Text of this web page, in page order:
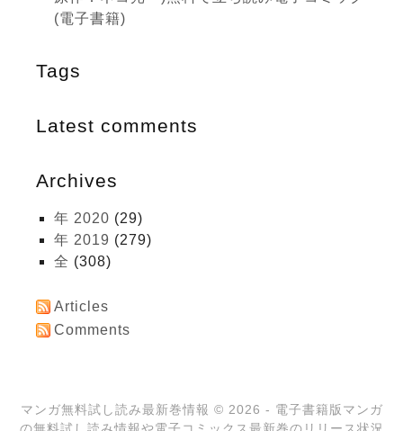
(電子書籍)
Tags
Latest comments
Archives
年 2020 (29)
年 2019 (279)
(308)
Articles
Comments
マンガ無料試し読み最新巻情報 © 2026 - 電子書籍版マンガ